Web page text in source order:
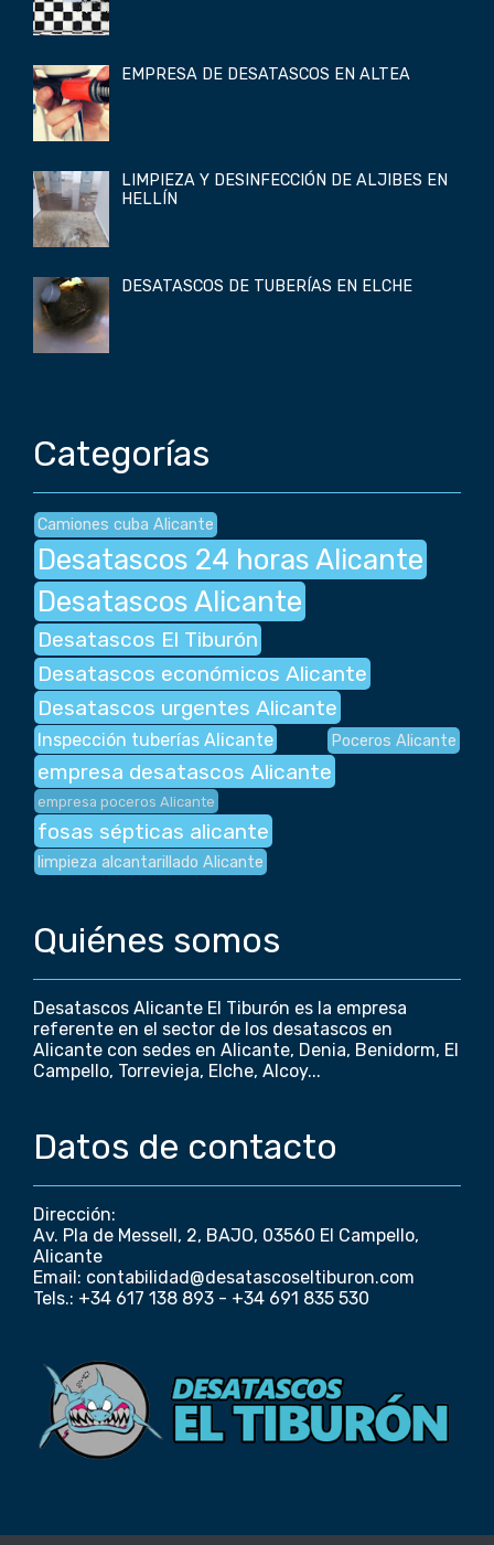
EMPRESA DE DESATASCOS EN ALTEA
LIMPIEZA Y DESINFECCIÓN DE ALJIBES EN
HELLÍN
DESATASCOS DE TUBERÍAS EN ELCHE
Categorías
Camiones cuba Alicante
Desatascos 24 horas Alicante
Desatascos Alicante
Desatascos El Tiburón
Desatascos económicos Alicante
Desatascos urgentes Alicante
Inspección tuberías Alicante Poceros Alicante
empresa desatascos Alicante
empresa poceros Alicante
fosas sépticas alicante
limpieza alcantarillado Alicante
Quiénes somos
Desatascos Alicante El Tiburón es la empresa
referente en el sector de los desatascos en
Alicante con sedes en Alicante, Denia, Benidorm, El
Campello, Torrevieja, Elche, Alcoy...
Datos de contacto
Dirección:
Av. Pla de Messell, 2, BAJO, 03560 El Campello,
Alicante
Email: contabilidad@desatascoseltiburon.com
Tels.: +34 617 138 893 - +34 691 835 530